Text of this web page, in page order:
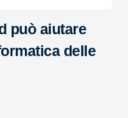
può aiutare
delle